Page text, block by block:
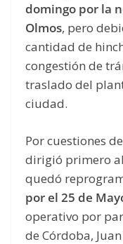
domingo por la
Olmos, pero
cantidad de
congestión de
traslado del
ciudad.
Por cuestiones
dirigió primero
quedó
por el 25 de
operativo por
de Córdoba,